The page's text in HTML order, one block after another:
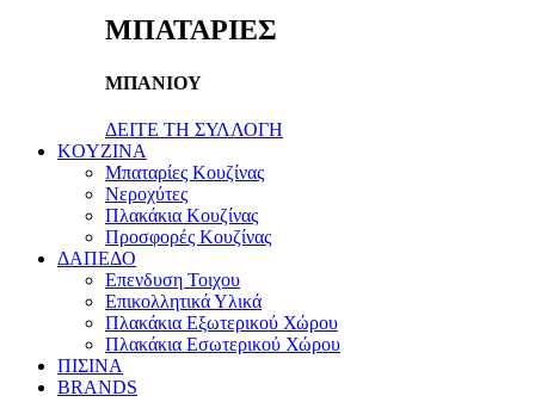
ΜΠΑΤΑΡΙΕΣ
ΜΠΑΝΙΟΥ
ΔΕΙΤΕ ΤΗ ΣΥΛΛΟΓΗ
KOYZINA
Μπαταρίες Κουζίνας
Νεροχύτες
Πλακάκια Κουζίνας
Προσφορές Κουζίνας
ΔΑΠΕΔΟ
Επενδυση Τοιχου
Επικολλητικά Υλικά
Πλακάκια Εξωτερικού Χώρου
Πλακάκια Εσωτερικού Χώρου
ΠΙΣΙΝΑ
BRANDS